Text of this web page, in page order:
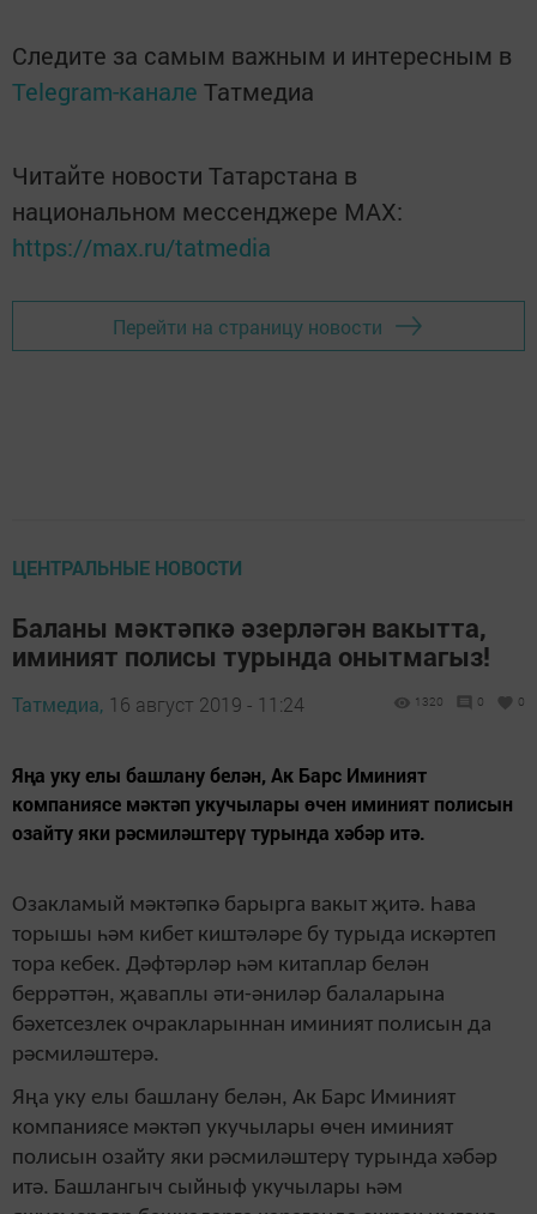
Следите за самым важным и интересным в
Telegram-канале Татмедиа
Читайте новости Татарстана в
национальном мессенджере MАХ:
https://max.ru/tatmedia
Перейти на страницу новости
ЦЕНТРАЛЬНЫЕ НОВОСТИ
Баланы мәктәпкә әзерләгән вакытта,
иминият полисы турында онытмагыз!
Татмедиа, 16 август 2019 - 11:24 1320 0 0
Яңа уку елы башлану белән, Ак Барс Иминият
компаниясе мәктәп укучылары өчен иминият полисын
озайту яки рәсмиләштерү турында хәбәр итә.
Озакламый мәктәпкә барырга вакыт җитә. Һава
торышы һәм кибет киштәләре бу турыда искәртеп
тора кебек. Дәфтәрләр һәм китаплар белән
беррәттән, җаваплы әти-әниләр балаларына
бәхетсезлек очракларыннан иминият полисын да
рәсмиләштерә.
Яңа уку елы башлану белән, Ак Барс Иминият
компаниясе мәктәп укучылары өчен иминият
полисын озайту яки рәсмиләштерү турында хәбәр
итә. Башлангыч сыйныф укучылары һәм